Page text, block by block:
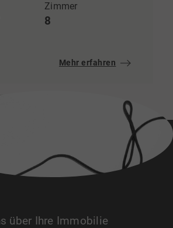
Zimmer
8
Mehr erfahren
über Ihre Immobilie